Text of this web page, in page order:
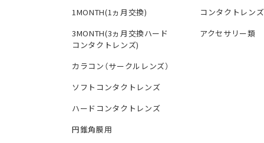
1MONTH(1ヵ月交換)
3MONTH(3ヵ月交換ハード
コンタクトレンズ)
カラコン（サークルレンズ）
ソフトコンタクトレンズ
ハードコンタクトレンズ
円錐角膜用
コンタクトレン
アクセサリー類